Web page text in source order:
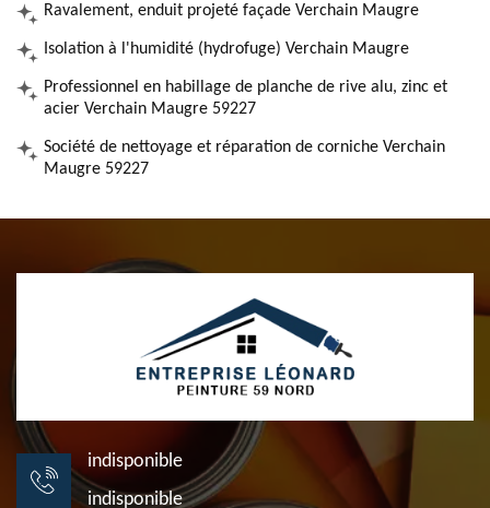
Ravalement, enduit projeté façade Verchain Maugre
Isolation à l'humidité (hydrofuge) Verchain Maugre
Professionnel en habillage de planche de rive alu, zinc et
acier Verchain Maugre 59227
Société de nettoyage et réparation de corniche Verchain
Maugre 59227
indisponible
indisponible